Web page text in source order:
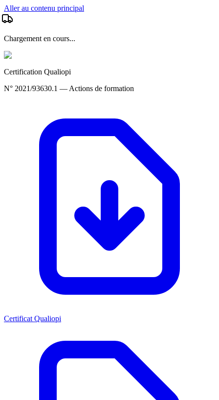
Aller au contenu principal
Chargement en cours...
Certification Qualiopi
N° 2021/93630.1 — Actions de formation
Certificat Qualiopi